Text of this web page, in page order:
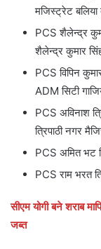
मजिस्ट्रेट बलिया
PCS शैलेन्द्र
शैलेन्द्र कुमार
PCS विपिन
ADM सिटी
PCS अविनाश
त्रिपाठी नगर
PCS अमित भट
PCS राम भरत
सीएम योगी बने शराब
जब्त